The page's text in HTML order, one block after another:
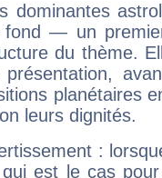
dominantes
fond — un
du thème.
planétaires
leurs dignités.
:
est le cas